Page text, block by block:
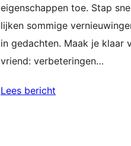
eigenschappen toe. Stap
lijken sommige
in gedachten. Maak je klaar
vriend: verbeteringen…
Lees bericht